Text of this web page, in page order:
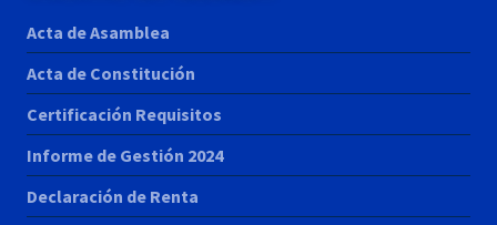
Acta de Asamblea
Acta de Constitución
Certificación Requisitos
Informe de Gestión 2024
Declaración de Renta